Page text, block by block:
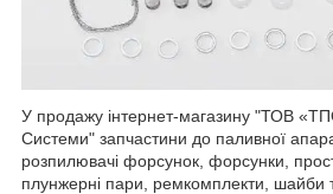
У продажу інтернет-магазину "ТОВ
Системи" запчастини до паливної
розпилювачі форсунок, форсунки,
плунжерні пари, ремкомплекти, шайби